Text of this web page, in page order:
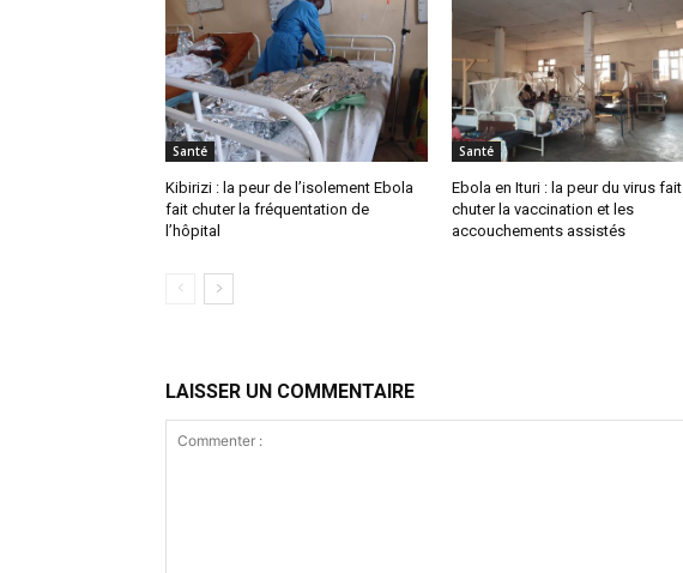
Santé
Kibirizi : la peur de l’isolement Ebola
fait chuter la fréquentation de
l’hôpital
Santé
Ebola en Ituri : la peur du virus fait
chuter la vaccination et les
accouchements assistés
LAISSER UN COMMENTAIRE